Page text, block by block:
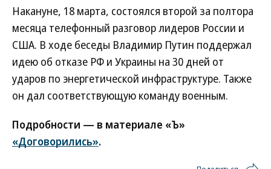
Накануне, 18 марта, состоялся второй за полтора
месяца телефонный разговор лидеров России и
США. В ходе беседы Владимир Путин поддержал
идею об отказе РФ и Украины на 30 дней от
ударов по энергетической инфраструктуре. Также
он дал соответствующую команду военным.
Подробности — в материале «Ъ»
«Договорились».